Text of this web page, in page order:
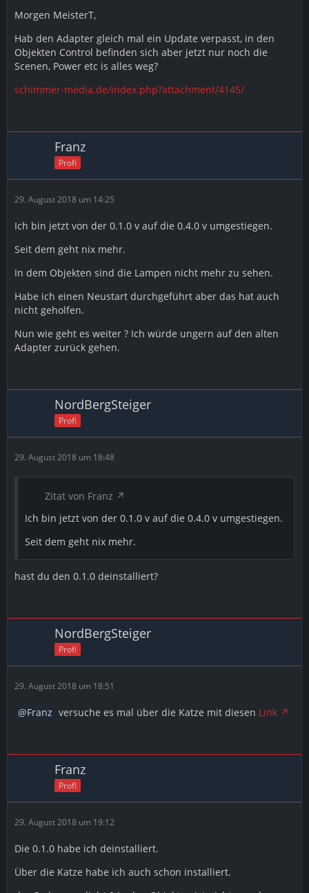
Morgen MeisterT,
Hab den Adapter gleich mal ein Update verpasst, in den
Objekten Control befinden sich aber jetzt nur noch die
Scenen, Power etc is alles weg?
schimmer-media.de/index.php?attachment/4145/
Franz
Profi
29. August 2018 um 14:25
Ich bin jetzt von der 0.1.0 v auf die 0.4.0 v umgestiegen.
Seit dem geht nix mehr.
In dem Objekten sind die Lampen nicht mehr zu sehen.
Habe ich einen Neustart durchgeführt aber das hat auch
nicht geholfen.
Nun wie geht es weiter ? Ich würde ungern auf den alten
Adapter zurück gehen.
NordBergSteiger
Profi
29. August 2018 um 18:48
Zitat von Franz
Ich bin jetzt von der 0.1.0 v auf die 0.4.0 v umgestiegen.
Seit dem geht nix mehr.
hast du den 0.1.0 deinstalliert?
NordBergSteiger
Profi
29. August 2018 um 18:51
Franz versuche es mal über die Katze mit diesen Link
Franz
Profi
29. August 2018 um 19:12
Die 0.1.0 habe ich deinstalliert.
Über die Katze habe ich auch schon installiert.